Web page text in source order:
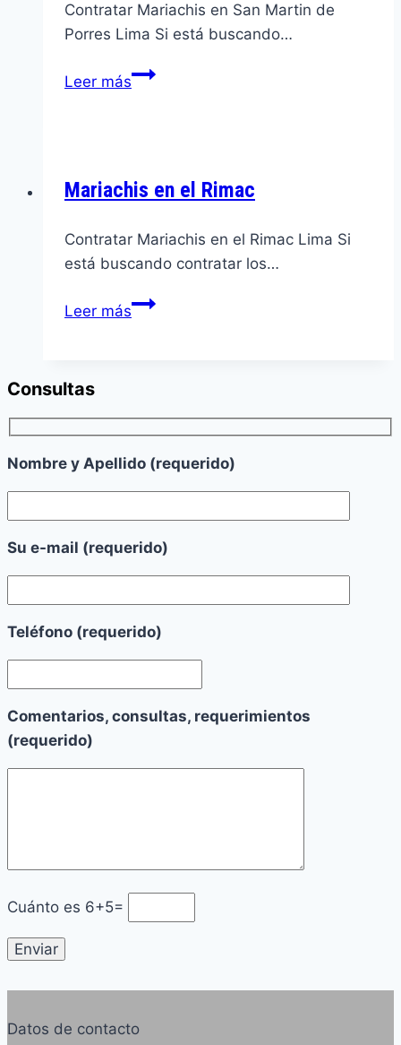
Contratar Mariachis en San Martin de
Porres Lima Si está buscando…
Leer másMariachis
Porres
Mariachis en el Rimac
Contratar Mariachis en el Rimac Lima Si
está buscando contratar los…
Leer másMariachis
Consultas
Nombre y Apellido (requerido)
Su e-mail (requerido)
Teléfono (requerido)
Comentarios, consultas, requerimientos
(requerido)
Cuánto es 6+5=
Datos de contacto